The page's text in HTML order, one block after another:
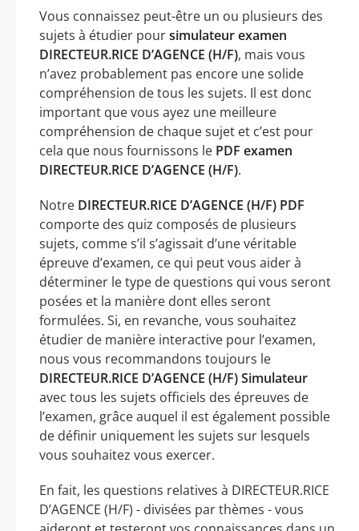
Vous connaissez peut-être un ou plusieurs des
sujets à étudier poursimulateur examen
DIRECTEUR.RICE D’AGENCE (H/F), mais vous
n’avez probablement pas encore une solide
compréhension de tous les sujets. Il est donc
important que vous ayez une meilleure
compréhension de chaque sujet et c’est pour
cela que nous fournissons le PDF examen
DIRECTEUR.RICE D’AGENCE (H/F).
Notre DIRECTEUR.RICE D’AGENCE (H/F) PDF
comporte des quiz composés de plusieurs
sujets, comme s’il s’agissait d’une véritable
épreuve d’examen, ce qui peut vous aider à
déterminer le type de questions qui vous seront
posées et la manière dont elles seront
formulées. Si, en revanche, vous souhaitez
étudier de manière interactive pour l’examen,
nous vous recommandons toujours le
DIRECTEUR.RICE D’AGENCE (H/F) Simulateur
avec tous les sujets officiels des épreuves de
l’examen, grâce auquel il est également possible
de définir uniquement les sujets sur lesquels
vous souhaitez vous exercer.
En fait, les questions relatives à DIRECTEUR.RICE
D’AGENCE (H/F) - divisées par thèmes - vous